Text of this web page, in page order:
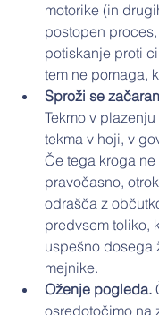
motorike (in
postopen
potiskanje proti
tem ne pomaga,
Sproži se
Tekmo v
tekma v hoji, v
Če tega kroga
pravočasno,
odrašča z
predvsem toliko,
uspešno dosega
mejnike.
Oženje pogleda.
osredotočimo na